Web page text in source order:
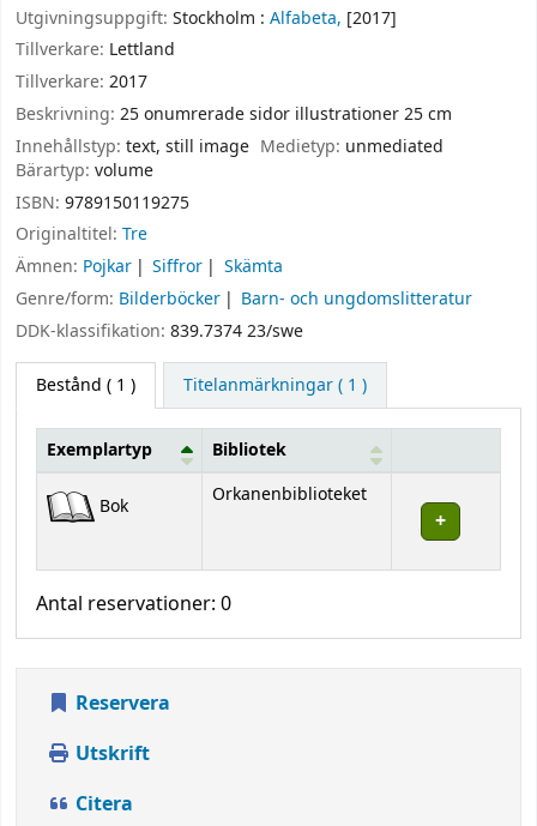
Utgivningsuppgift: Stockholm : Alfabeta, [2017]
Tillverkare: Lettland
Tillverkare: 2017
Beskrivning: 25 onumrerade sidor illustrationer 25 cm
Innehållstyp: text, still image Medietyp: unmediated
Bärartyp: volume
ISBN: 9789150119275
Originaltitel: Tre
Ämnen: Pojkar Siffror
Skämta
Genre/form: Bilderböcker
Barn- och ungdomslitteratur
DDK-klassifikation: 839.7374 23/swe
Bestånd ( 1 ) Titelanmärkningar ( 1 )
Exemplartyp Bibliotek
Bok Orkanenbiblioteket
Antal reservationer: 0
Reservera
Utskrift
Citera